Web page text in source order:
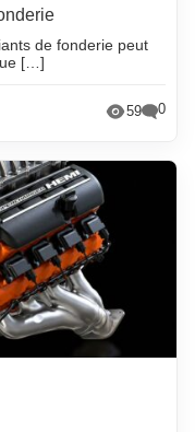
de fonderie peut
[…]
59 0